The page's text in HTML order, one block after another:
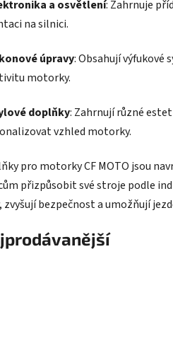
a osvětlení: Zahrnuje
na silnici.
úpravy: Obsahují výfukové
motorky.
doplňky: Zahrnují různé
vzhled motorky.
pro motorky CF MOTO jsou
přizpůsobit své stroje podle
zvyšují bezpečnost a umožňují